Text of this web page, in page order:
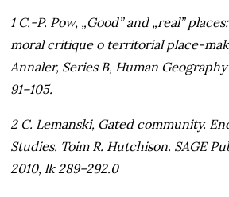
1 C.-P. Pow, „Good” and „real”
moral critique o territorial place-
Annaler, Series B, Human
91–105.
2 C. Lemanski, Gated community.
Studies. Toim R. Hutchison. SAGE
2010, lk 289–292.0